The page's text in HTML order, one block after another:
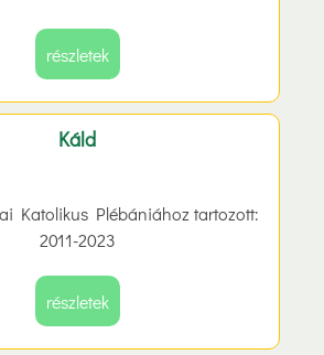
részletek
Káld
Katolikus Plébániához tartozott:
2011-2023
részletek